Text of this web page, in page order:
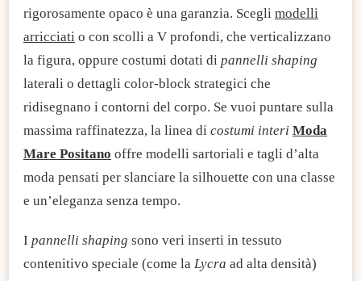
rigorosamente opaco è una garanzia. Scegli modelli
arricciati o con scolli a V profondi, che verticalizzano
la figura, oppure costumi dotati di pannelli shaping
laterali o dettagli color-block strategici che
ridisegnano i contorni del corpo.​ Se vuoi puntare sulla
massima raffinatezza, la linea di costumi interi Moda
Mare Positano offre modelli sartoriali e tagli d’alta
moda pensati per slanciare la silhouette con una classe
e un’eleganza senza tempo.
​I pannelli shaping sono veri inserti in tessuto
contenitivo speciale (come la Lycra ad alta densità)